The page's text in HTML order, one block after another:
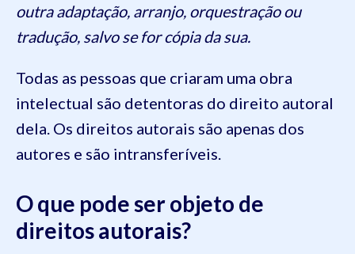
outra adaptação, arranjo, orquestração ou
tradução, salvo se for cópia da sua.
Todas as pessoas que criaram uma obra
intelectual são detentoras do direito autoral
dela. Os direitos autorais são apenas dos
autores e são intransferíveis.
O que pode ser objeto de
direitos autorais?